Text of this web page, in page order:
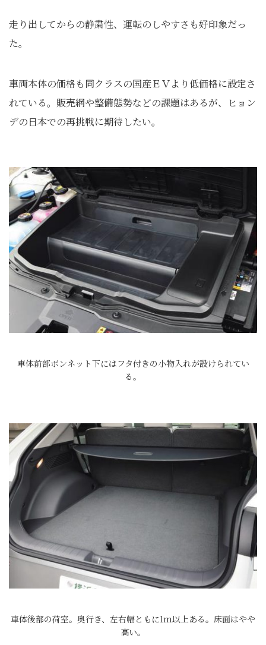
走り出してからの静粛性、運転のしやすさも好印象だっ
た。
車両本体の価格も同クラスの国産ＥＶより低価格に設定さ
れている。販売網や整備態勢などの課題はあるが、ヒョン
デの日本での再挑戦に期待したい。
車体前部ボンネット下にはフタ付きの小物入れが設けられてい
る。
車体後部の荷室。奥行き、左右幅ともに1m以上ある。床面はやや
高い。